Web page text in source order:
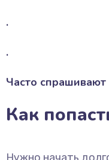
.
.
Часто спрашивают
Как